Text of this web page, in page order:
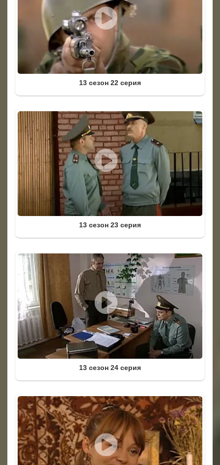
13 сезон 22 серия
13 сезон 23 серия
13 сезон 24 серия